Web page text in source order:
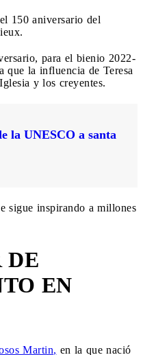
150 aniversario del
para el bienio 2022-
que la influencia de Teresa
y los creyentes.
la UNESCO a santa
sigue inspirando a millones
DE
EN
Martin, en la que nació